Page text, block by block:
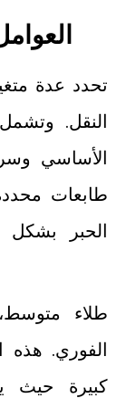
تحدد عدة
النقل.
الأساسي
طابعات
الحبر
طلاء
الفوري. هذه
كبيرة حيث